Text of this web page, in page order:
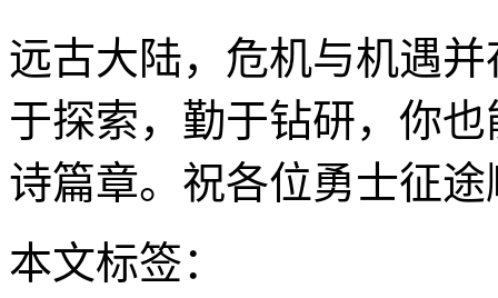
远古大陆，危机与机遇
于探索，勤于钻研，你
诗篇章。祝各位勇士征
本文标签：